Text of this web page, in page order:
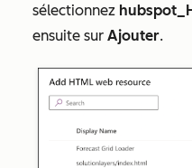
sélectionnez
ensuite sur Ajouter.